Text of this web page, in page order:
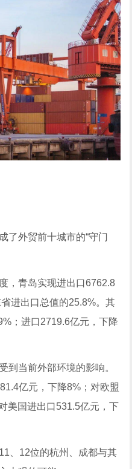
了外贸前十城市的“守门
，青岛实现进出口6762.8
进出口总值的25.8%。其
；进口2719.6亿元，下降
到当前外部环境的影响。
亿元，下降8%；对欧盟
美国进出口531.5亿元，下
、12位的杭州、成都与其